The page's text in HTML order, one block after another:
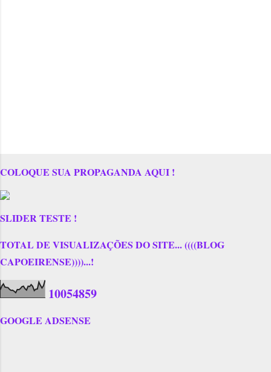
COLOQUE SUA PROPAGANDA AQUI !
SLIDER TESTE !
TOTAL DE VISUALIZAÇÕES DO SITE... ((((BLOG
CAPOEIRENSE))))...!
10054859
GOOGLE ADSENSE